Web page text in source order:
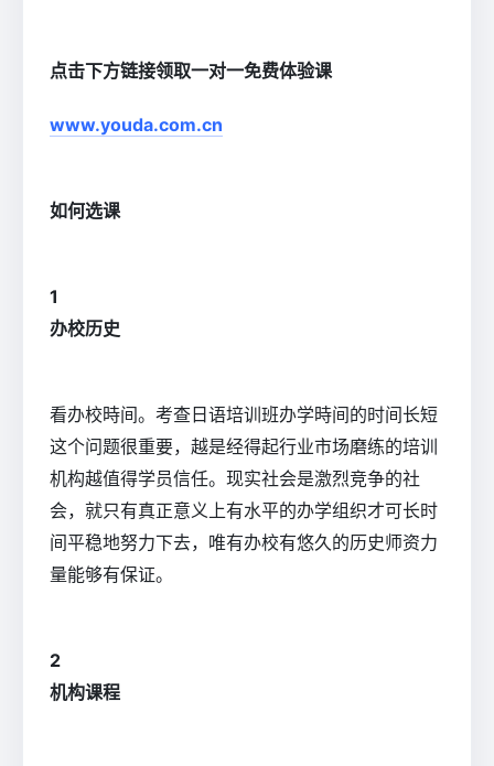
点击下方链接领取一对一免费体验课
www.youda.com.cn
如何选课
1
办校历史
看办校時间。考查日语培训班办学時间的时间长短
这个问题很重要，越是经得起行业市场磨练的培训
机构越值得学员信任。现实社会是激烈竞争的社
会，就只有真正意义上有水平的办学组织才可长时
间平稳地努力下去，唯有办校有悠久的历史师资力
量能够有保证。
2
机构课程